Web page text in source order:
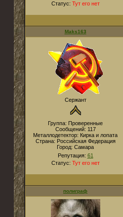
Статус: Тут его нет
Maks163
Сержант
Группа: Проверенные
Сообщений: 117
Металлодетектор: Кирка и лопата
Страна: Российская Федерация
Город: Самара
Репутация: 61
Статус: Тут его нет
полиграф